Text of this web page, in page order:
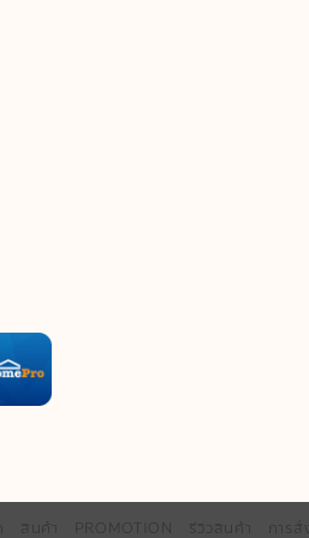
สินค้า PROMOTION รีวิวสินค้า การสั่